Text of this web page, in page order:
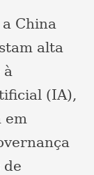
China
alta
à
(IA),
em
de